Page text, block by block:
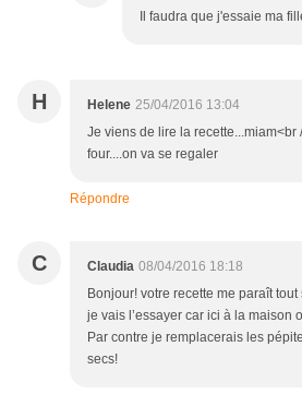
Il faudra que j'essaie ma
H Helene 25/04/2016 13:04
Je viens de lire la recette...miam<br
four....on va se regaler
Répondre
C Claudia 08/04/2016 18:18
Bonjour! votre recette me paraît
je vais l’essayer car ici à la maison
Par contre je remplacerais les
secs!